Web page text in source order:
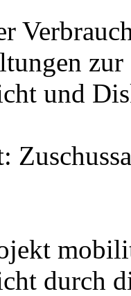
und
durch